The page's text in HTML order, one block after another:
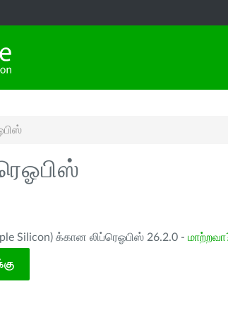
Silicon) க்கான லிப்ரெஓபிஸ் 26.2.0 -